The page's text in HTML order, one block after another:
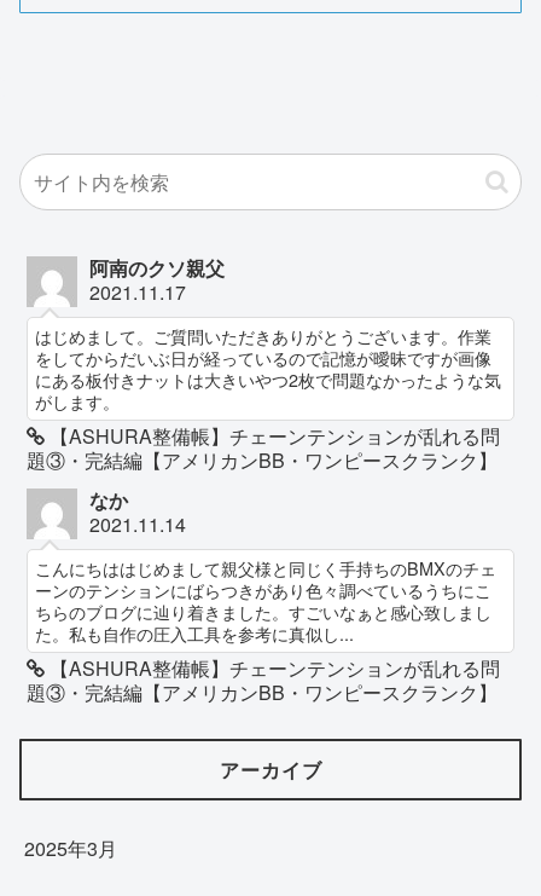
阿南のクソ親父
2021.11.17
はじめまして。ご質問いただきありがとうございます。作業
をしてからだいぶ日が経っているので記憶が曖昧ですが画像
にある板付きナットは大きいやつ2枚で問題なかったような気
がします。
【ASHURA整備帳】チェーンテンションが乱れる問
題③・完結編【アメリカンBB・ワンピースクランク】
なか
2021.11.14
こんにちははじめまして親父様と同じく手持ちのBMXのチェ
ーンのテンションにばらつきがあり色々調べているうちにこ
ちらのブログに辿り着きました。すごいなぁと感心致しまし
た。私も自作の圧入工具を参考に真似し...
【ASHURA整備帳】チェーンテンションが乱れる問
題③・完結編【アメリカンBB・ワンピースクランク】
アーカイブ
2025年3月